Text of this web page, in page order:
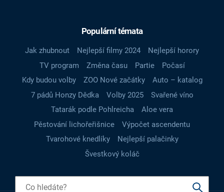
Populární témata
Jak zhubnout Nejlepší filmy 2024
Nejlepší horory
TV program
Změna času Partie
Počasí
Kdy budou volby
ZOO Nové začátky
Auto – katalog
7 pádů Honzy Dědka
Volby 2025
Svařené víno
Tatarák podle Pohlreicha
Aloe vera
Pěstování lichořeřišnice
Výpočet ascendentu
Tvarohové knedlíky
Nejlepší palačinky
Švestkový koláč